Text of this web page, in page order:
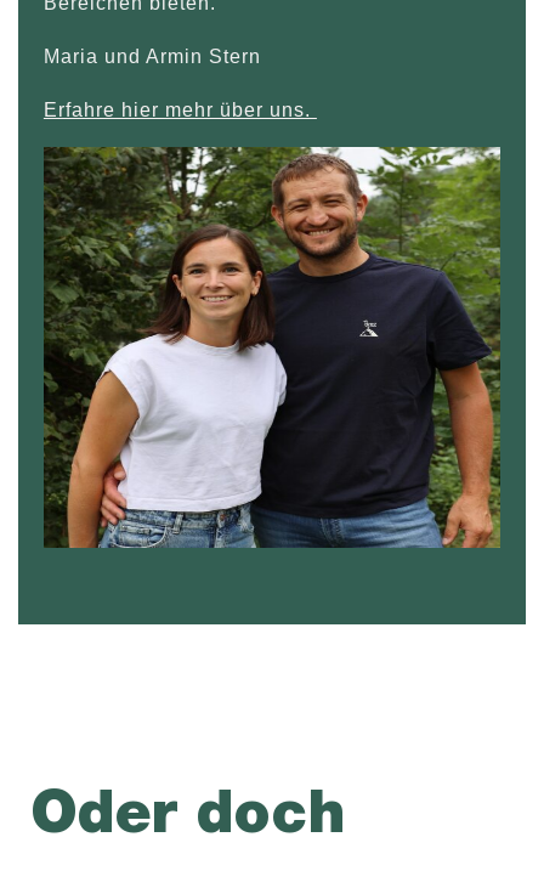
Maria und Armin Stern
Erfahre hier mehr über uns.
Oder doch